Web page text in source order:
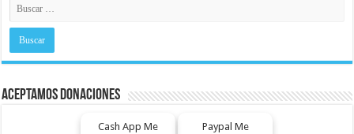
Aceptamos Donaciones
Cash App Me Paypal Me